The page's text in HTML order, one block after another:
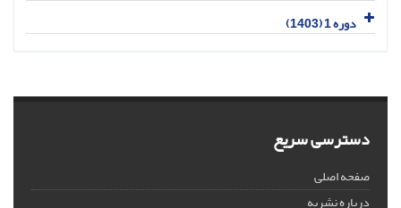
دوره 1 (1403)
دسترسی سریع
صفحه اصلی
درباره نشریه